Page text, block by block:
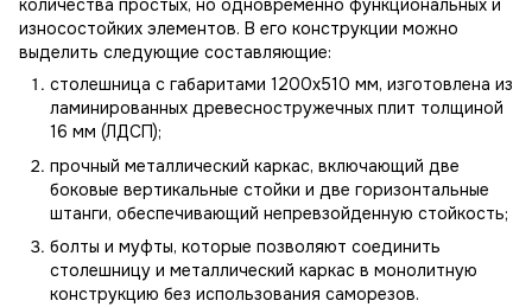
количества простых, но одновременно функциональных и
износостойких элементов. В его конструкции можно
выделить следующие составляющие:
столешница с габаритами 1200х510 мм, изготовлена ​​из
ламинированных древесностружечных плит толщиной
16 мм (ЛДСП);
прочный металлический каркас, включающий две
боковые вертикальные стойки и две горизонтальные
штанги, обеспечивающий непревзойденную стойкость;
болты и муфты, которые позволяют соединить
столешницу и металлический каркас в монолитную
конструкцию без использования саморезов.